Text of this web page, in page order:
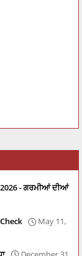
- ਗਰਮੀਆਂ ਦੀਆਂ
May 11,